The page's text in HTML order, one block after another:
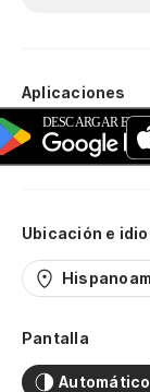
Aplicaciones
Ubicación e
Pantalla
Automático